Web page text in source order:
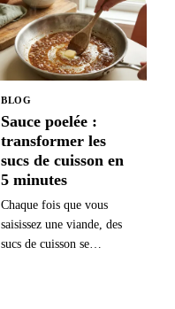
volume de moitié en 5-15
minutes — afin de
concentrer la saveur et
d'épaissir la sauce sans
amidon.
BLOG
Sauce poelée :
transformer les
sucs de cuisson en
5 minutes
Chaque fois que vous
saisissez une viande, des
sucs de cuisson se